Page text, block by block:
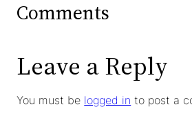
Comments
Leave a Reply
You must be logged in to post a